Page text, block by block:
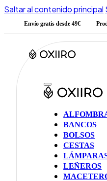
Saltar al contenido principal
Envío gratis desde 49€
BANCOS
BOLSOS
CESTAS
LEÑEROS